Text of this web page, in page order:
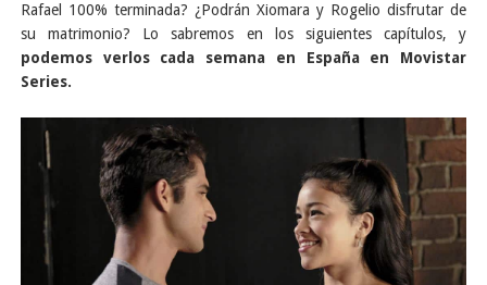
Rafael 100% terminada? ¿Podrán Xiomara y Rogelio disfrutar de
su matrimonio? Lo sabremos en los siguientes capítulos, y
podemos verlos cada semana en España en Movistar
Series.